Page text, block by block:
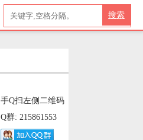
搜索
手Q扫左侧二维码
Q群: 215861553